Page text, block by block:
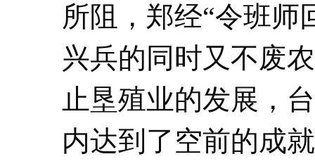
所阻，郑经“令班
兴兵的同时又不废
止垦殖业的发展，
内达到了空前的成